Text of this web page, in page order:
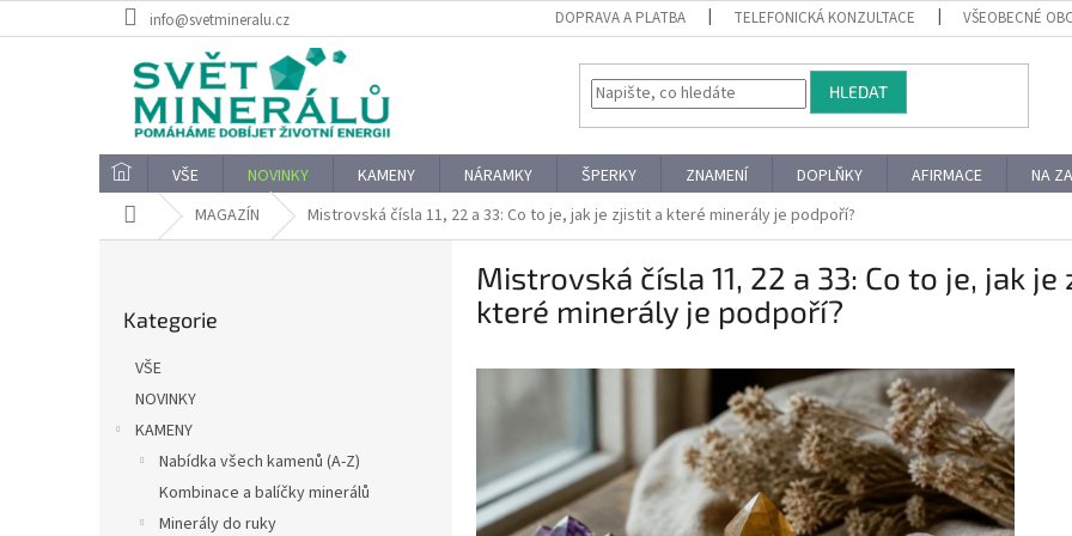
na
info@svetmineralu.cz DOPRAVA A PLATBA TELEFONICKÁ KONZULTACE VŠEOBECNÉ
HLEDAT
VŠE NOVINKY KAMENY NÁRAMKY ŠPERKY ZNAMENÍ DOPLŇKY AFIRMACE NA
Domů MAGAZÍN Mistrovská čísla 11, 22 a 33: Co to je, jak je zjistit a které minerály je podpoří?
kategorie
Kategorie
VŠE
NOVINKY
KAMENY
Nabídka všech kamenů (A-Z)
Kombinace a balíčky minerálů
Minerály do ruky
Mistrovská čísla 11, 22 a 33: Co to je, jak
které minerály je podpoří?